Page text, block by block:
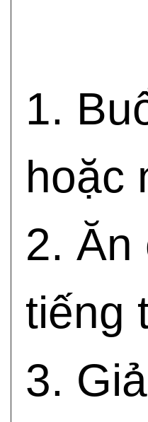
1.
hoặc
2. Ăn
tiếng
3.